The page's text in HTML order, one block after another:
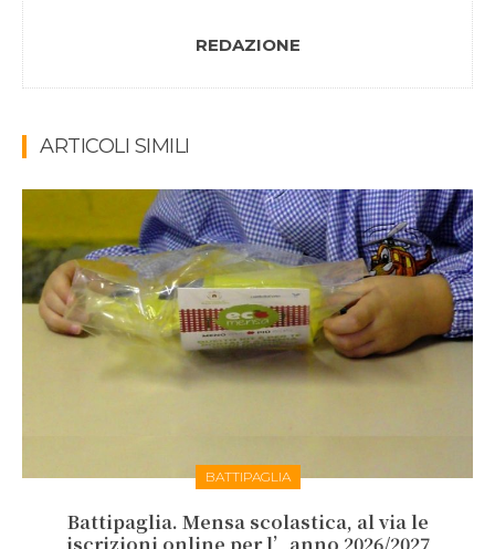
REDAZIONE
ARTICOLI SIMILI
BATTIPAGLIA
Battipaglia. Mensa scolastica, al via le